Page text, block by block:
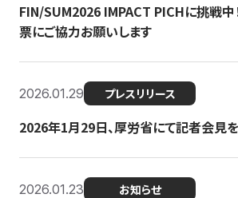
FIN/SUM2026 IMPACT PICHに挑戦中
票にご協力お願いします
2026.01.29 プレスリリース
2026年1月29日、厚労省にて記者会見を
2026.01.23 お知らせ